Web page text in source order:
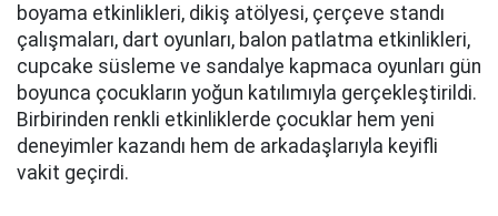
boyama etkinlikleri, dikiş atölyesi, çerçeve standı
çalışmaları, dart oyunları, balon patlatma etkinlikleri,
cupcake süsleme ve sandalye kapmaca oyunları gün
boyunca çocukların yoğun katılımıyla gerçekleştirildi.
Birbirinden renkli etkinliklerde çocuklar hem yeni
deneyimler kazandı hem de arkadaşlarıyla keyifli
vakit geçirdi.